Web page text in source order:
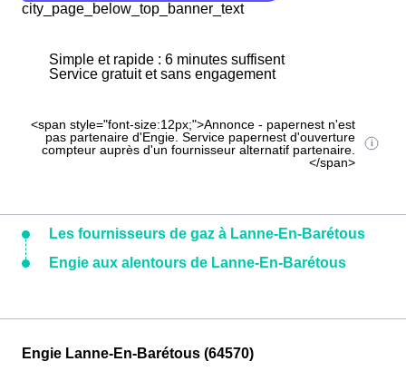
city_page_below_top_banner_text
Simple et rapide : 6 minutes suffisent
Service gratuit et sans engagement
<span style="font-size:12px;">Annonce - papernest n'est
pas partenaire d'Engie. Service papernest d'ouverture
compteur auprès d'un fournisseur alternatif partenaire.
</span>
Les fournisseurs de gaz à Lanne-En-Barétous
Engie aux alentours de Lanne-En-Barétous
Engie Lanne-En-Barétous (64570)